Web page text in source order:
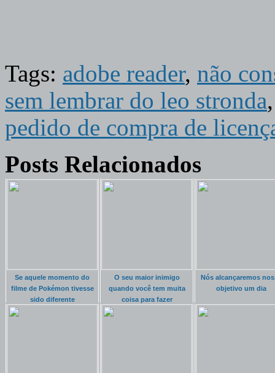
Tags: adobe reader, não
sem lembrar do leo stronda
pedido de compra de
Posts Relacionados
Se aquele momento do
filme de Pokémon tivesse
sido diferente
O seu maior inimigo
quando você tem muita
coisa para fazer
Nós alcançaremos
objetivo um dia